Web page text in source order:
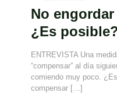
No
¿Es
ENTREVISTA Una
“compensar” al día
comiendo muy poco.
compensar […]